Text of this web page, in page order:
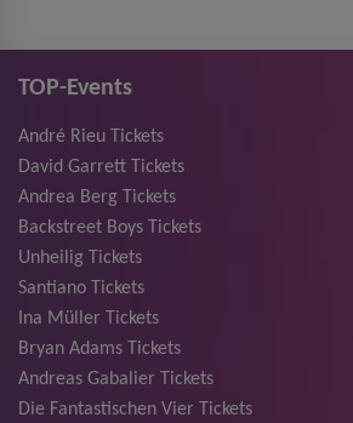
TOP-Events
André Rieu Tickets
David Garrett Tickets
Andrea Berg Tickets
Backstreet Boys Tickets
Unheilig Tickets
Santiano Tickets
Ina Müller Tickets
Bryan Adams Tickets
Andreas Gabalier Tickets
Die Fantastischen Vier Tickets